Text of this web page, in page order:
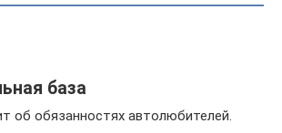
база
об обязанностях автолюбителей.